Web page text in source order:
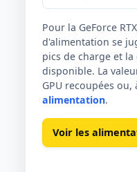
Pour la GeForce
d'alimentation se
pics de charge et
disponible. La
GPU recoupées ou,
alimentation.
Voir les